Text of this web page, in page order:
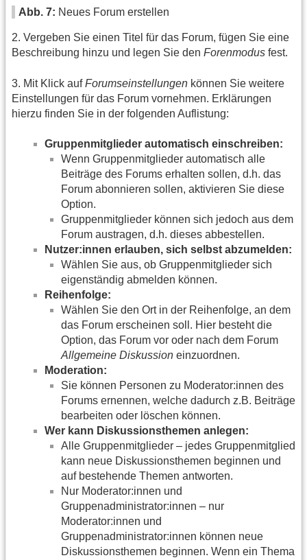
Abb. 7: Neues Forum erstellen
2. Vergeben Sie einen Titel für das Forum, fügen Sie eine
Beschreibung hinzu und legen Sie den Forenmodus fest.
3. Mit Klick aufForumseinstellungen können Sie weitere
Einstellungen für das Forum vornehmen. Erklärungen
hierzu finden Sie in der folgenden Auflistung:
Gruppenmitglieder automatisch einschreiben:
Wenn Gruppenmitglieder automatisch alle
Beiträge des Forums erhalten sollen, d.h. das
Forum abonnieren sollen, aktivieren Sie diese
Option.
Gruppenmitglieder können sich jedoch aus dem
Forum austragen, d.h. dieses abbestellen.
Nutzer:innen erlauben, sich selbst abzumelden:
Wählen Sie aus, ob Gruppenmitglieder sich
eigenständig abmelden können.
Reihenfolge:
Wählen Sie den Ort in der Reihenfolge, an dem
das Forum erscheinen soll. Hier besteht die
Option, das Forum vor oder nach dem Forum
Allgemeine Diskussion einzuordnen.
Moderation:
Sie können Personen zu Moderator:innen des
Forums ernennen, welche dadurch z.B. Beiträge
bearbeiten oder löschen können.
Wer kann Diskussionsthemen anlegen:
Alle Gruppenmitglieder – jedes Gruppenmitglied
kann neue Diskussionsthemen beginnen und
auf bestehende Themen antworten.
Nur Moderator:innen und
Gruppenadministrator:innen – nur
Moderator:innen und
Gruppenadministrator:innen können neue
Diskussionsthemen beginnen. Wenn ein Thema